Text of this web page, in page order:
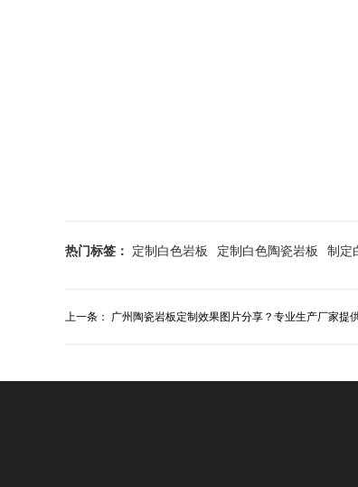
热门标签： 定制白色岩板 定制白色陶瓷岩板 制定
上一条： 广州陶瓷岩板定制效果图片分享？专业生产厂家提